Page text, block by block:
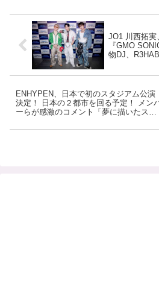
JO1 川西拓実
『GMO
物DJ、
露【セット
ENHYPEN、日本で初のスタジアム公演
決定！ 日本の２都市を回る予定！ メン
ーらが感激のコメント「夢に描いたスタ